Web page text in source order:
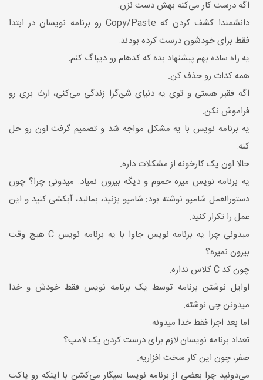
اگه درست کار می‌کنه بهش دست نزن.
دانشمندا کشف کردن که Copy/Paste رو برنامه نویسان در ابتدا
فقط برای خودشون درست کرده بودند.
یه راه ساده بهم پیشنهاد بده که کدهام رو دیباگ کنم.
همه کدات رو حذف کن.
اگه فقیر هستی و توی یه دنیای شئ‌گرا زندگی می‌کنی، ارث بری رو
فراموش نکن.
یه برنامه نویس با یه مشکل مواجه شد و تصمیم گرفت اون رو حل
کنه.
حالا اون یک کارخونه از مشکلات داره.
یه برنامه نویس میره حموم و دیگه بیرون نمیاد. میدونی چرا؟ چون
دستورالعمل شامپو نوشته بود: شامپو بزنید، بمالید، آبکشی کنید و این
عمل را تکرار کنید.
میدونی چرا یه برنامه نویس جاوا با یه برنامه نویس C هیچ وقت
بیرون نمیره؟
چون کد C کلاس نداره.
اوایل نوشتن برنامه توسط یک برنامه نویس فقط خودش و خدا
میدونن چی نوشته.
اما بعد اجرا فقط خدا میدونه.
تعداد برنامه نویسان لازم برای درست کردن یک لامپ؟
صفر، چون این کار سخت افزاریه.
می‌دونید چرا بعضی از برنامه نویسا سیگار می‌کشن با اینکه رو پاکت